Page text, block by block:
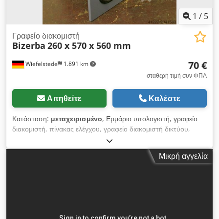
1 / 5
Wiefelstede 1.891 km
Γραφείο διακομιστή
Bizerba 260 x 570 x 560 mm
70 €
σταθερή τιμή συν ΦΠΑ
Αιτηθείτε Καλέστε
Κατάσταση: μεταχειρισμένο, Ερμάριο υπολογιστή, γραφείο
διακομιστή, πίνακας ελέγχου, γραφείο διακομιστή δικτύου,
περίβλημα υπολογιστών -Κατασκευαστής: Bizerba-Τύπος-
Υλικό: ατσάλι -Διαστάσεις: 260/570 / H560 mm -Βάρος: 15 kg
Μικρή αγγελία